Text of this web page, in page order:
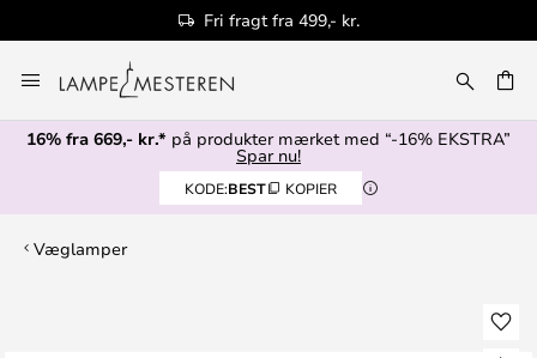
Fri fragt fra 499,- kr.
to
Content
16% fra 669,- kr.* på produkter mærket med “-16% EKSTRA”
Spar nu!
KODE:BEST KOPIER
Væglamper